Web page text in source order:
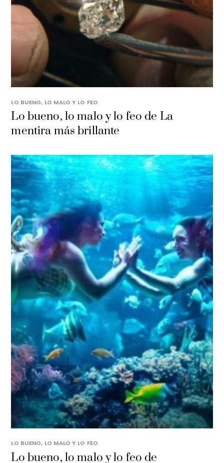
LO BUENO, LO MALO Y LO FEO
Lo bueno, lo malo y lo feo de La
mentira más brillante
LO BUENO, LO MALO Y LO FEO
Lo bueno, lo malo y lo feo de